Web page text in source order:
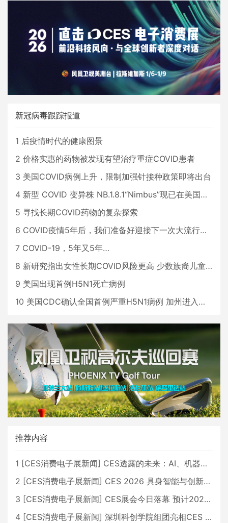
新冠病毒跟踪报道
1 后疫情时代的健康图景
2 价格实惠的药物被发现有望治疗重症COVID患者
3 美国COVID病例上升，限制加强针接种政策即将出台
4 新型 COVID 变异株 NB.1.8.1“Nimbus”现已在美国占据主导地位
5 寻找长期COVID药物的复杂探索
6 COVID疫情5年后，我们准备好迎接下一次大流行了吗？
7 COVID-19，5年又5年…
8 新研究指出女性长期COVID风险更高 少数族裔儿童存在差异
9 美国出现首例H5N1死亡病例
10 美国CDC确认全国首例严重H5N1病例 加州进入紧急状态
推荐内容
1 [CES消费电子展新闻] CES透露的未来：AI、机器人与智能生活大爆发
2 [CES消费电子展新闻] CES 2026 具身智能与创新领域 中国公司大放异彩
3 [CES消费电子展新闻] CES展会今日落幕 预计2026行业收入将超五千亿美元
4 [CES消费电子展新闻] 深圳科创学院组团亮相CES 广受好评